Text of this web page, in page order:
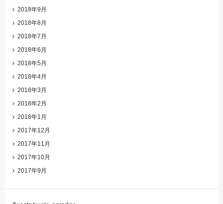
2018年9月
2018年8月
2018年7月
2018年6月
2018年5月
2018年4月
2018年3月
2018年2月
2018年1月
2017年12月
2017年11月
2017年10月
2017年9月